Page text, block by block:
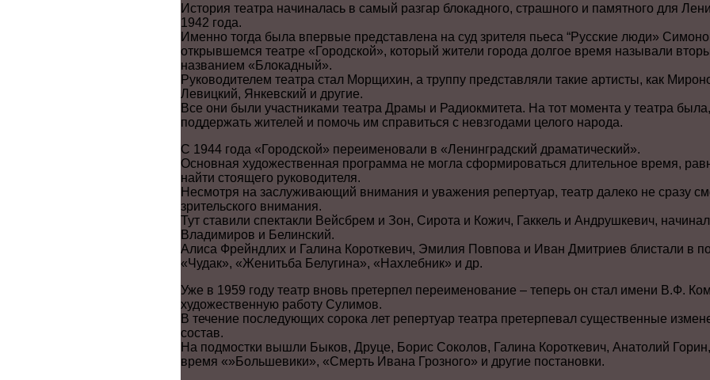
История театра начиналась в самый разгар блокадного, страшного и памятного для
1942 года.
Именно тогда была впервые представлена на суд зрителя пьеса “Русские люди»
открывшемся театре «Городской», который жители города долгое время называли
названием «Блокадный».
Руководителем театра стал Морщихин, а труппу представляли такие артисты, как
Левицкий, Янкевский и другие.
Все они были участниками театра Драмы и Радиокмитета. На тот момента у театра
поддержать жителей и помочь им справиться с невзгодами целого народа.
С 1944 года «Городской» переименовали в «Ленинградский драматический».
Основная художественная программа не могла сформироваться длительное время,
найти стоящего руководителя.
Несмотря на заслуживающий внимания и уважения репертуар, театр далеко не сразу
зрительского внимания.
Тут ставили спектакли Вейсбрем и Зон, Сирота и Кожич, Гаккель и Андрушкевич,
Владимиров и Белинский.
Алиса Фрейндлих и Галина Короткевич, Эмилия Повпова и Иван Дмитриев блистали в
«Чудак», «Женитьба Белугина», «Нахлебник» и др.
Уже в 1959 году театр вновь претерпел переименование – теперь он стал имени В.Ф.
художественную работу Сулимов.
В течение последующих сорока лет репертуар театра претерпевал существенные
состав.
На подмостки вышли Быков, Друце, Борис Соколов, Галина Короткевич, Анатолий
время «»Большевики», «Смерть Ивана Грозного» и другие постановки.